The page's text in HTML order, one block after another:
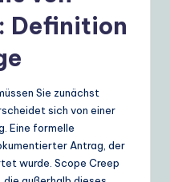
Definition
Sie zunächst
sich von einer
Eine formelle
Antrag, der
wurde. Scope Creep